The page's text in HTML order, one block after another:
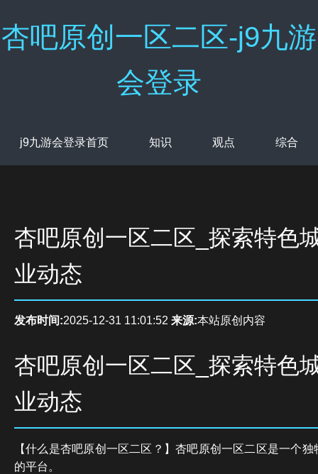
杏吧原创一区二区-j9九游
会登录
j9九游会登录首页 知识 观点 综合
杏吧原创一区二区_探索特色
业动态
发布时间:2025-12-31 11:01:52 来源:本站原创内容
杏吧原创一区二区_探索特色
业动态
【什么是杏吧原创一区二区？】杏吧原创一区二区是一个
的平台。